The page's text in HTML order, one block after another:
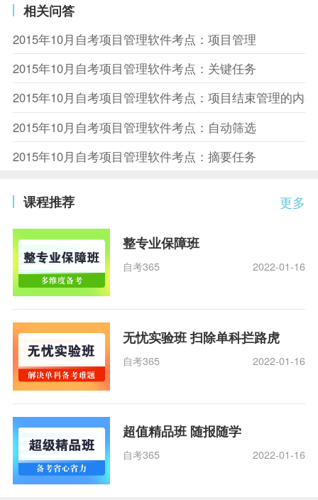
相关问答
2015年10月自考项目管理软件考点：项目管理
2015年10月自考项目管理软件考点：关键任务
2015年10月自考项目管理软件考点：项目结束管理的内容
2015年10月自考项目管理软件考点：自动筛选
2015年10月自考项目管理软件考点：摘要任务
更多
课程推荐
整专业保障班
自考365 2022-01-16
无忧实验班 扫除单科拦路虎
自考365 2022-01-16
超值精品班 随报随学
自考365 2022-01-16